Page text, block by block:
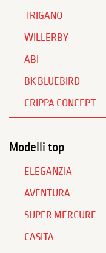
TRIGANO
WILLERBY
ABI
BK BLUEBIRD
CRIPPA CONCEPT
Modelli top
ELEGANZIA
AVENTURA
SUPER MERCURE
CASITA